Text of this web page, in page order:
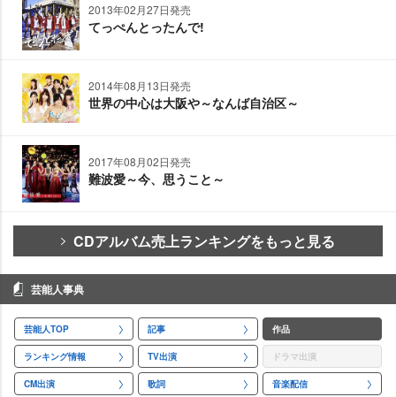
2013年02月27日発売
てっぺんとったんで!
2014年08月13日発売
世界の中心は大阪や～なんば自治区～
2017年08月02日発売
難波愛～今、思うこと～
CDアルバム売上ランキングをもっと見る
芸能人事典
芸能人TOP 記事 作品
ランキング情報 TV出演 ドラマ出演
CM出演 歌詞 音楽配信